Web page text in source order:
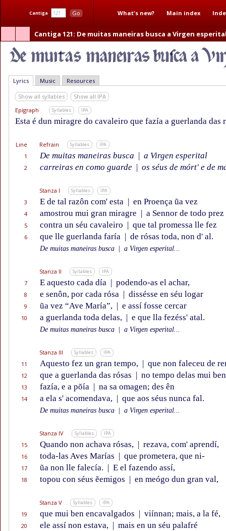
Cantiga Go What's new? Main index
Cantiga 121: De muitas maneiras busca a Virgen
Lyrics Music Resources
Show all syllables
Show all IPA
Epigraph
Syllables IPA
Esta é dun miragre do cavaleiro que fazía a guerlanda das
Line Refrain Syllables IPA
1 De muitas maneiras busca | a Virgen esperital
2 carreiras en como guarde | os séus de mórt' e de
Stanza I Syllables IPA
3 E de tal razôn com' esta | en Proença ũa vez
4 amostrou mui gran miragre | a Sennor de todo prez
5 contra un séu cavaleiro | que tal promessa lle fez
6 que lle guerlanda faría | de rósas toda, non d' al.
De muitas maneiras busca a Virgen esperital...
Stanza II Syllables IPA
7 E aquesto cada día | podendo-as el achar,
8 e senôn, por cada rósa | dissésse en séu logar
9 ũa vez “Ave María”, | e assí fosse cercar
10 a guerlanda toda delas, | e que lla fezéss' atal.
De muitas maneiras busca a Virgen esperital...
Stanza III Syllables IPA
11 Aquesto fez un gran tempo, | que non faleceu de
12 que a guerlanda das rósas | no tempo delas mui ben
13 fazía, e a põía | na sa omagen; des ên
14 a ela s' acomendava, | que aos séus nunca fal.
De muitas maneiras busca a Virgen esperital...
Stanza IV Syllables IPA
15 Quando non achava rósas, | rezava, com' aprendí,
16 toda-las Aves Marías | que prometera, que ni-
17 ũa non lle falecía. | E el fazendo assí,
18 topou con séus ẽemigos | en meógo dun gran val,
Stanza V Syllables IPA
19 que mui ben encavalgados | viínnan; mais, a la fé,
20 ele assí non estava, | mais en un séu palafré